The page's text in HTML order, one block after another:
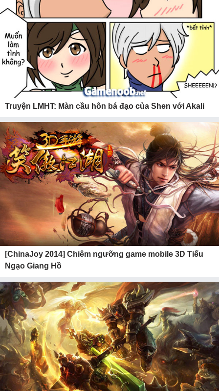
Truyện LMHT: Màn cầu hôn bá đạo của Shen với Akali
[ChinaJoy 2014] Chiêm ngưỡng game mobile 3D Tiếu
Ngạo Giang Hồ